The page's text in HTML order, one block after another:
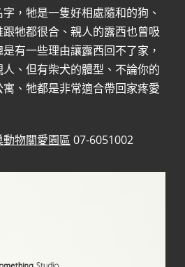
，牠是一隻好相處隨和的狗、
牠都很合、親人的露西也曾吸
有一些理由讓露西回不了家，
、但有柴犬的體型、不論你的
、牠都是非常適合帶回家疼愛
物關愛園區 07-6051002